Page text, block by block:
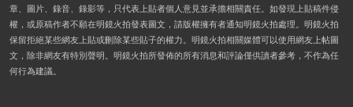
章、圖片、錄音、錄影等，只代表上貼者個人意見並承擔相關責任。如發現上貼稿件侵
權，或原稿作者不願在明鏡火拍發表圖文，請版權擁有者通知明鏡火拍處理。明鏡火拍
保留拒絕某些網友上貼或刪除某些貼子的權力。明鏡火拍相關媒體可以使用網友上帖圖
文，除非網友有特別聲明。明鏡火拍所發佈的所有消息和評論僅供讀者參考，不作為任
何行為建議。